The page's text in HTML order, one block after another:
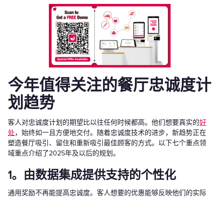
今年值得关注的餐厅忠诚度计
划趋势
客人对忠诚度计划的期望比以往任何时候都高。他们想要真实的好
处，始终如一且方便地交付。随着忠诚度技术的进步，新趋势正在
塑造餐厅吸引、留住和重新吸引最佳顾客的方式。以下七个重点领
域重点介绍了2025年及以后的规划。
1。由数据集成提供支持的个性化
通用奖励不再能提高忠诚度。客人想要的优惠能够反映他们的实际